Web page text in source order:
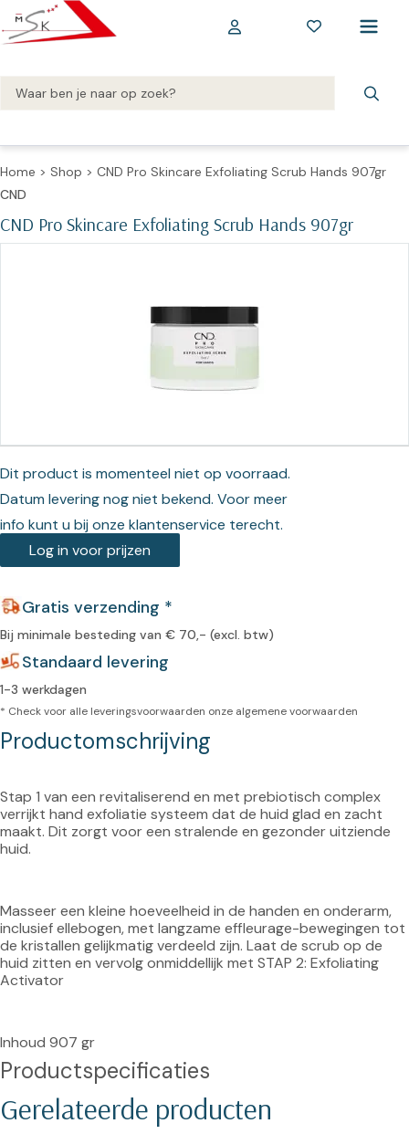
Home > Shop > CND Pro Skincare Exfoliating Scrub Hands 907gr
CND Pro Skincare Exfoliating Scrub Hands 907gr
CND
Dit product is momenteel niet op voorraad.
Datum levering nog niet bekend. Voor meer
info kunt u bij onze klantenservice terecht.
Log in voor prijzen
Gratis verzending *
Bij minimale besteding van € 70,- (excl. btw)
Standaard levering
1-3 werkdagen
* Check voor alle leveringsvoorwaarden onze algemene voorwaarden
Productomschrijving
Stap 1 van een revitaliserend en met prebiotisch complex
verrijkt hand exfoliatie systeem dat de huid glad en zacht
maakt. Dit zorgt voor een stralende en gezonder uitziende
huid.
Masseer een kleine hoeveelheid in de handen en onderarm,
inclusief ellebogen, met langzame effleurage-bewegingen tot
de kristallen gelijkmatig verdeeld zijn. Laat de scrub op de
huid zitten en vervolg onmiddellijk met STAP 2: Exfoliating
Activator
Inhoud 907 gr
Productspecificaties
Gerelateerde producten